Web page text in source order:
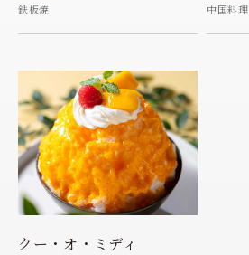
鉄板焼 中国料理
クー・オ・ミディ